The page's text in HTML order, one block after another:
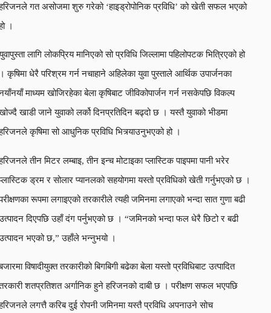
गत असोजमा शुरु गरेको ‘हाइड्रोपोनिक प्रविधि’ को खेती सफल भएको
।
लागि लोकप्रिय मानिएको सो प्रविधि जिल्लामा पहिलोपटक भित्रिएको हो
कृषिमा धेरै परिश्रम गर्न नचाहाने अहिलेका युवा पुस्ताले आर्थिक उपार्जनका
माध्यम खोजिरहेका बेला कृषिबाट जीविकोपार्जन गर्न नसकेपछि विकल्प
खाडी जाने युवाको लर्को दिनप्रतिदिन बढ्दो छ । यस्तै युवाको भीडमा
कृषिमा सो आधुनिक प्रविधि भित्र्याउनुभएको हो ।
तीन मिटर लम्बाइ, तीन इन्च मोटाइका प्लास्टिक पाइपमा पानी भरेर
ड्रम र सोलार प्यानलको सहयोगमा यस्तो प्रविधिको खेती गर्नुभएको छ ।
रूपमा लगाइएको तरकारीले त्यही जमिनमा लगाएको भन्दा सात गुणा बढी
दिएपछि उहाँ दंग पर्नुभएको छ । “जमिनको भन्दा फल धेरै छिटो र बढी
भएको छ,” उहाँले भन्नुभयो ।
विषादीयुक्त तरकारीको बिगबिगी बढेका बेला यस्तो प्रविधिबाट उत्पादित
शतप्रतिशत अर्गानिक हुने हरिजनको दाबी छ । परीक्षण सफल भएपछि
लगत्तै करिब दुई रोपनी जमिनमा यस्तै प्रविधि अपनाउने सोच